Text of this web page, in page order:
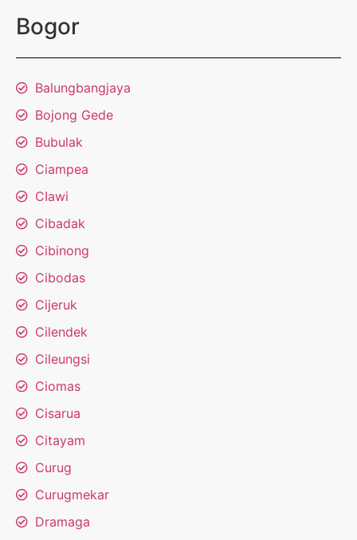
Bogor
Balungbangjaya
Bojong Gede
Bubulak
Ciampea
CIawi
Cibadak
Cibinong
Cibodas
Cijeruk
Cilendek
Cileungsi
Ciomas
Cisarua
Citayam
Curug
Curugmekar
Dramaga